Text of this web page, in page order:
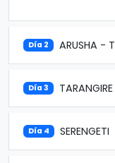
Día 2 ARUSHA -
Día 3
Día 4 SERENGETI